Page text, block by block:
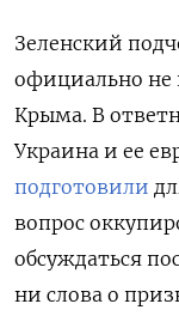
Зеленский
официально не
Крыма. В
Украина и ее
подготовили
вопрос
обсуждаться
ни слова о